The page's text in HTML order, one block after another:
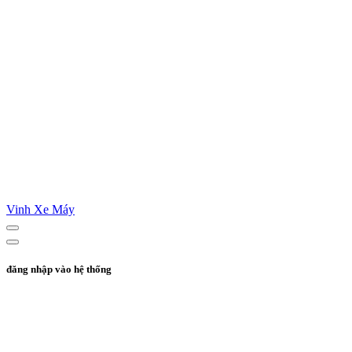
Vinh Xe Máy
đăng nhập vào hệ thống